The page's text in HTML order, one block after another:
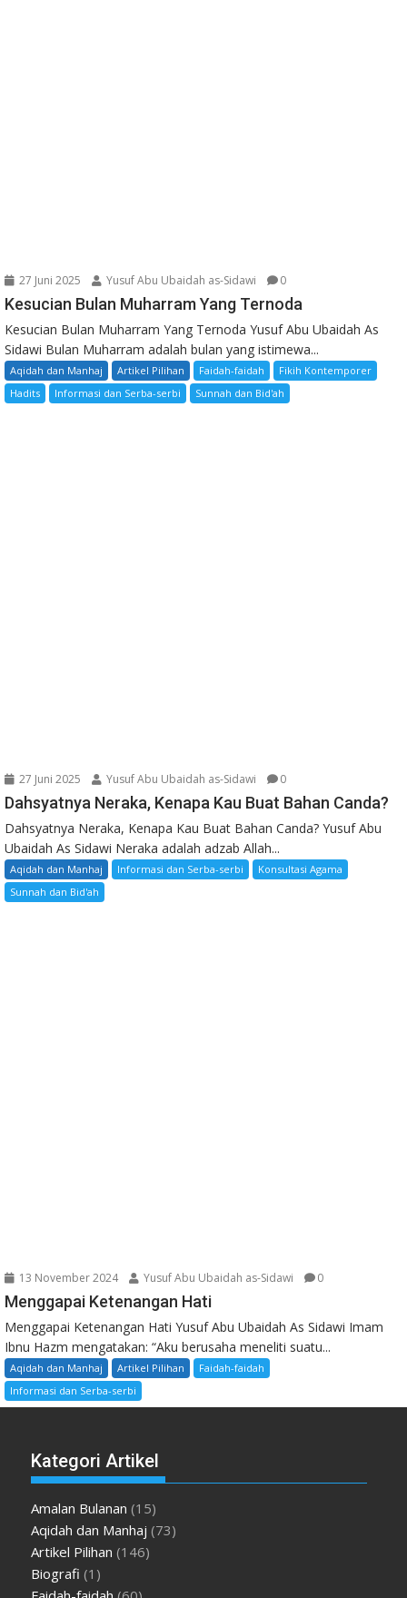
27 Juni 2025 Yusuf Abu Ubaidah as-Sidawi 0
Kesucian Bulan Muharram Yang Ternoda
Kesucian Bulan Muharram Yang Ternoda Yusuf Abu Ubaidah As
Sidawi Bulan Muharram adalah bulan yang istimewa...
Aqidah dan Manhaj Artikel Pilihan Faidah-faidah
Fikih Kontemporer
Hadits
Informasi dan Serba-serbi Sunnah dan Bid'ah
27 Juni 2025 Yusuf Abu Ubaidah as-Sidawi 0
Dahsyatnya Neraka, Kenapa Kau Buat Bahan Canda?
Dahsyatnya Neraka, Kenapa Kau Buat Bahan Canda? Yusuf Abu
Ubaidah As Sidawi Neraka adalah adzab Allah...
Aqidah dan Manhaj Informasi dan Serba-serbi
Konsultasi Agama
Sunnah dan Bid'ah
13 November 2024 Yusuf Abu Ubaidah as-Sidawi 0
Menggapai Ketenangan Hati
Menggapai Ketenangan Hati Yusuf Abu Ubaidah As Sidawi Imam
Ibnu Hazm mengatakan: “Aku berusaha meneliti suatu...
Aqidah dan Manhaj Artikel Pilihan
Faidah-faidah
Informasi dan Serba-serbi
Kategori Artikel
Amalan Bulanan (15)
Aqidah dan Manhaj (73)
Artikel Pilihan (146)
Biografi (1)